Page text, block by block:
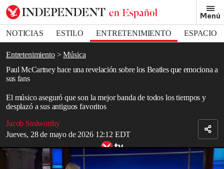
Menú
NOTICIAS ESTILO ENTRETENIMIENTO
ESPACIO
DEPORTES
Entretenimiento
Música
Paul McCartney hace una revelación sobre los Beatles que emociona a
sus fans
El músico aseguró que son la mejor banda de todos los tiempos y
desplazó a sus antiguos favoritos
Jacob Stolworthy
Jueves, 28 de mayo de 2026 12:12 EDT
Bookmark popover
Removed from bookmarks
Close popover
Paul McCartney hace una aparición sorpresa histórica como el
último invitado de Stephen Colbert en ‘The Late Show’